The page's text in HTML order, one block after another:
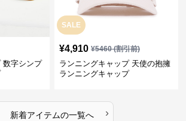
数字シンプ
SALE
¥4,910 ¥5460(割引前)
ランニングキャップ 天使の抱擁
ランニングキャップ
新着アイテムの一覧へ ›